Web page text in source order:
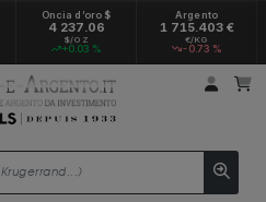
Oncia d’oro $
4 237.06
$/OZ
+0.03 %
Argento
1 715.403 €
€/KG
-0.73 %
Il mio